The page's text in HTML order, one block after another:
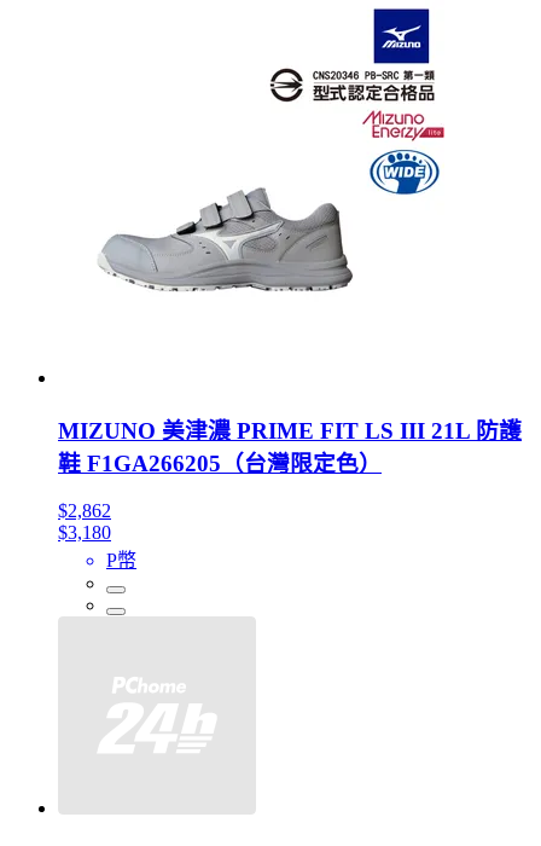
MIZUNO 美津濃 PRIME FIT LS III 21L 防護
鞋 F1GA266205（台灣限定色）
$2,862
$3,180
P幣